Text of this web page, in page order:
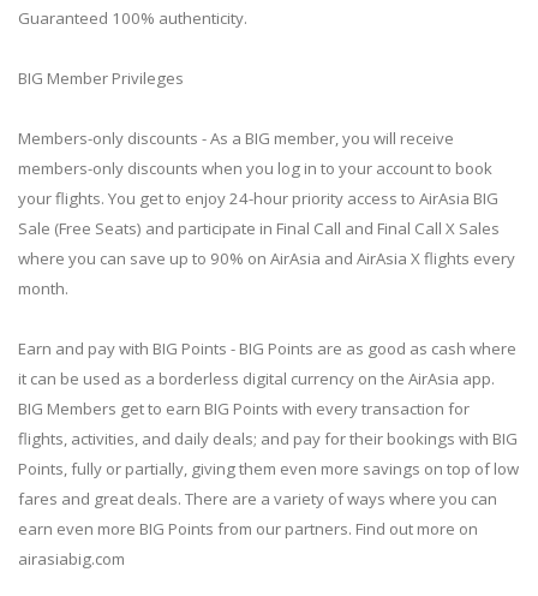
Guaranteed 100% authenticity.
BIG Member Privileges
Members-only discounts - As a BIG member, you will receive
members-only discounts when you log in to your account to book
your flights. You get to enjoy 24-hour priority access to AirAsia BIG
Sale (Free Seats) and participate in Final Call and Final Call X Sales
where you can save up to 90% on AirAsia and AirAsia X flights every
month.
Earn and pay with BIG Points - BIG Points are as good as cash where
it can be used as a borderless digital currency on the AirAsia app.
BIG Members get to earn BIG Points with every transaction for
flights, activities, and daily deals; and pay for their bookings with BIG
Points, fully or partially, giving them even more savings on top of low
fares and great deals. There are a variety of ways where you can
earn even more BIG Points from our partners. Find out more on
airasiabig.com